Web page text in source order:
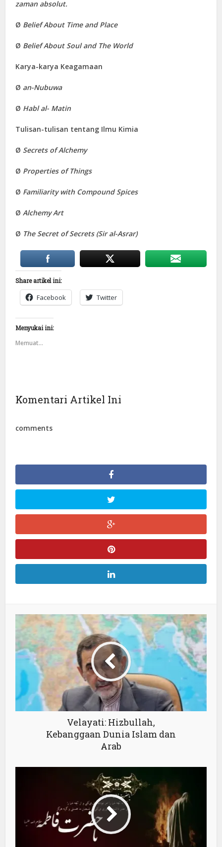
zaman absolut.
Ø Belief About Time and Place
Ø Belief About Soul and The World
Karya-karya Keagamaan
Ø an-Nubuwa
Ø Habl al- Matin
Tulisan-tulisan tentang Ilmu Kimia
Ø Secrets of Alchemy
Ø Properties of Things
Ø Familiarity with Compound Spices
Ø Alchemy Art
Ø The Secret of Secrets (Sir al-Asrar)
Share artikel ini:
Facebook Twitter
Menyukai ini:
Memuat...
Komentari Artikel Ini
comments
Velayati: Hizbullah,
Kebanggaan Dunia Islam dan
Arab